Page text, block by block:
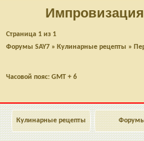
Страница 1 из 1
Форумы SAY7 » Кулинарные рецепты »
Часовой пояс: GMT + 6
Кулинарные рецепты